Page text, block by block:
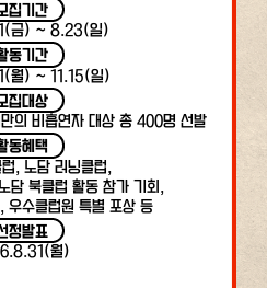
집기간
금) ~ 8.23(일)
동기간
월) ~ 11.15(일)
집대상
의 비흡연자 대상 총 400명 선발
동혜택
, 노담 러닝클럽,
담 북클럽 활동 참가 기회,
우수클럽원 특별 포상 등
정발표
월)